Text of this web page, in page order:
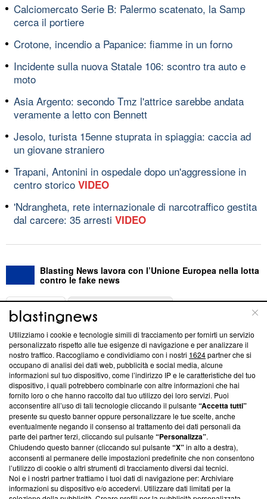
Calciomercato Serie B: Palermo scatenato, la Samp
cerca il portiere
Crotone, incendio a Papanice: fiamme in un forno
Incidente sulla nuova Statale 106: scontro tra auto e
moto
Asia Argento: secondo Tmz l'attrice sarebbe andata
veramente a letto con Bennett
Jesolo, turista 15enne stuprata in spiaggia: caccia ad
un giovane straniero
Trapani, Antonini in ospedale dopo un'aggressione in
centro storico VIDEO
'Ndrangheta, rete internazionale di narcotraffico gestita
dal carcere: 35 arresti VIDEO
Blasting News lavora con l’Unione Europea nella lotta
contro le fake news
ABOUT
Questa sezione offre informazioni trasparenti su Blasting
News, sui nostri processi editoriali e su come ci impegniamo a
creare news di qualità. Inoltre, afferma la nostra aderenza a
‘Trust Project - News with Integrity’Blasting News non è
ancora membro del programma, ma ha richiesto di farne
parte; Trust Project non ha ancora effettuato una verifica di
conformità agli standard.
Su di noi
Team editoriale
Corporate
Utilizziamo i cookie e tecnologie simili di tracciamento per fornirti un servizio
personalizzato rispetto alle tue esigenze di navigazione e per analizzare il
nostro traffico. Raccogliamo e condividiamo con i nostri 1624partner che si
occupano di analisi dei dati web, pubblicità e social media, alcune
informazioni sul tuo dispositivo, come l’indirizzo IP e le caratteristiche del tuo
dispositivo, i quali potrebbero combinarle con altre informazioni che hai
fornito loro o che hanno raccolto dal tuo utilizzo dei loro servizi. Puoi
acconsentire all’uso di tali tecnologie cliccando il pulsante“Accetta tutti”
presente su questo banner oppure personalizzare le tue scelte, anche
eventualmente negando il consenso al trattamento dei dati personali da
parte dei partner terzi, cliccando sul pulsante“Personalizza”.
Chiudendo questo banner (cliccando sul pulsante“X”in alto a destra),
acconsenti al permanere delle impostazioni predefinite che non consentono
l’utilizzo di cookie o altri strumenti di tracciamento diversi dai tecnici.
Noi e i nostri partner trattiamo i tuoi dati di navigazione per: Archiviare
informazioni su dispositivo e/o accedervi. Utilizzare dati limitati per la